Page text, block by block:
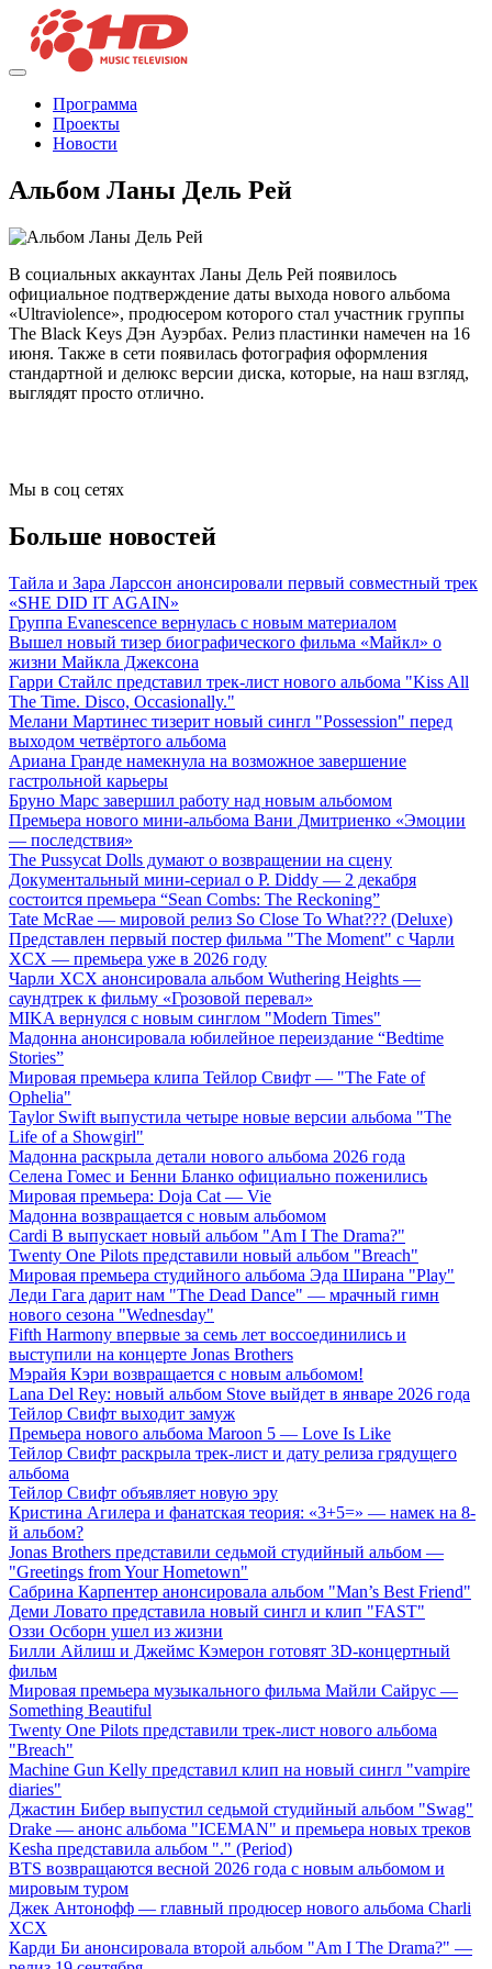
Программа
Проекты
Новости
Альбом Ланы Дель Рей
В социальных аккаунтах Ланы Дель Рей появилось
официальное подтверждение даты выхода нового альбома
«Ultraviolence», продюсером которого стал участник группы
The Black Keys Дэн Ауэрбах. Релиз пластинки намечен на 16
июня. Также в сети появилась фотография оформления
стандартной и делюкс версии диска, которые, на наш взгляд,
выглядят просто отлично.
Мы в соц сетях
Больше новостей
Тайла и Зара Ларссон анонсировали первый совместный трек
«SHE DID IT AGAIN»
Группа Evanescence вернулась с новым материалом
Вышел новый тизер биографического фильма «Майкл» о
жизни Майкла Джексона
Гарри Стайлс представил трек-лист нового альбома "Kiss All
The Time. Disco, Occasionally."
Мелани Мартинес тизерит новый сингл "Possession" перед
выходом четвёртого альбома
Ариана Гранде намекнула на возможное завершение
гастрольной карьеры
Бруно Марс завершил работу над новым альбомом
Премьера нового мини-альбома Вани Дмитриенко «Эмоции
— последствия»
The Pussycat Dolls думают о возвращении на сцену
Документальный мини-сериал о P. Diddy — 2 декабря
состоится премьера “Sean Combs: The Reckoning”
Tate McRae — мировой релиз So Close To What??? (Deluxe)
Представлен первый постер фильма "The Moment" с Чарли
XCX — премьера уже в 2026 году
Чарли XCX анонсировала альбом Wuthering Heights —
саундтрек к фильму «Грозовой перевал»
MIKA вернулся с новым синглом "Modern Times"
Мадонна анонсировала юбилейное переиздание “Bedtime
Stories”
Мировая премьера клипа Тейлор Свифт — "The Fate of
Ophelia"
Taylor Swift выпустила четыре новые версии альбома "The
Life of a Showgirl"
Мадонна раскрыла детали нового альбома 2026 года
Селена Гомес и Бенни Бланко официально поженились
Мировая премьера: Doja Cat — Vie
Мадонна возвращается с новым альбомом
Cardi B выпускает новый альбом "Am I The Drama?"
Twenty One Pilots представили новый альбом "Breach"
Мировая премьера студийного альбома Эда Ширана "Play"
Леди Гага дарит нам "The Dead Dance" — мрачный гимн
нового сезона "Wednesday"
Fifth Harmony впервые за семь лет воссоединились и
выступили на концерте Jonas Brothers
Мэрайя Кэри возвращается с новым альбомом!
Lana Del Rey: новый альбом Stove выйдет в январе 2026 года
Тейлор Свифт выходит замуж
Премьера нового альбома Maroon 5 — Love Is Like
Тейлор Свифт раскрыла трек-лист и дату релиза грядущего
альбома
Тейлор Свифт объявляет новую эру
Кристина Агилера и фанатская теория: «3+5=» — намек на 8-
й альбом?
Jonas Brothers представили седьмой студийный альбом —
"Greetings from Your Hometown"
Сабрина Карпентер анонсировала альбом "Man’s Best Friend"
Деми Ловато представила новый сингл и клип "FAST"
Оззи Осборн ушел из жизни
Билли Айлиш и Джеймс Кэмерон готовят 3D-концертный
фильм
Мировая премьера музыкального фильма Майли Сайрус —
Something Beautiful
Twenty One Pilots представили трек-лист нового альбома
"Breach"
Machine Gun Kelly представил клип на новый сингл "vampire
diaries"
Джастин Бибер выпустил седьмой студийный альбом "Swag"
Drake — анонс альбома "ICEMAN" и премьера новых треков
Kesha представила альбом "." (Period)
BTS возвращаются весной 2026 года с новым альбомом и
мировым туром
Джек Антонофф — главный продюсер нового альбома Charli
XCX
Карди Би анонсировала второй альбом "Am I The Drama?" —